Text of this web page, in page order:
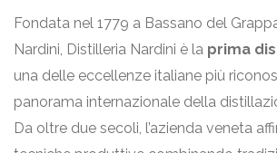
Fondata nel 1779 a Bassano del
Nardini, Distilleria Nardini è la prima
una delle eccellenze italiane più
panorama internazionale della
Da oltre due secoli, l’azienda veneta